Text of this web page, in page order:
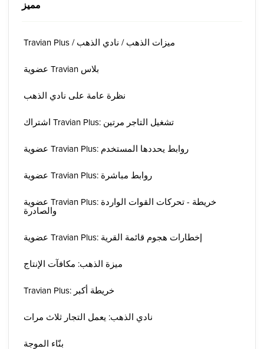
مميز
Travian Plus / ميزات الذهب / نادي الذهب
عضوية Travian بلاس
نظرة عامة على نادي الذهب
اشتراك Travian Plus: تشغيل التاجر مرتين
عضوية Travian Plus: روابط يحددها المستخدم
عضوية Travian Plus: روابط مباشرة
عضوية Travian Plus: خريطة - تحركات القوات الواردة
والصادرة
عضوية Travian Plus: إخطارات هجوم قائمة القرية
ميزة الذهب: مكافآت الإنتاج
Travian Plus: خريطة أكبر
نادي الذهب: يعمل التجار ثلاث مرات
بنّاء الموجة